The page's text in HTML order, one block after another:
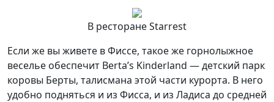
В ресторане Starrest
Если же вы живете в Фиссе, такое же горнолыжное
веселье обеспечит Berta’s Kinderland — детский парк
коровы Берты, талисмана этой части курорта. В него
удобно подняться и из Фисса, и из Ладиса до средней